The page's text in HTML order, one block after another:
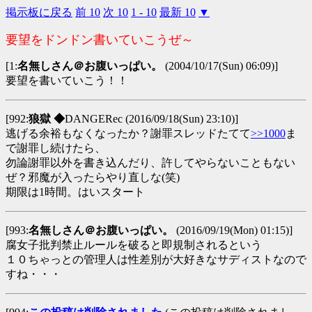
掲示板に戻る 前 10 次 10 1 - 10 最新 10 ▼
要望をドンドン書いていこうぜ～
[1:名無しさん＠お腹いっぱい。 (2004/10/17(Sun) 06:09)]
要望を書いていこう！！
[992:狼獄 ◆DANGERec (2016/09/18(Sun) 23:10)]
逃げる余裕もなくなったか？謝罪スレッドたてて>>1000ま
で謝罪し続けたら、
勿論謝罪以外を書き込んだり、許してやらないこともない
ぜ？邪魔が入ったらやり直しな(笑)
期限は1時間。はいスタート
[993:名無しさん＠お腹いっぱい。 (2016/09/19(Mon) 01:15)]
腐女子批判禁止ルールを破ると即規制されるという
１０ちゃっとの管理人は性差別が大好きなサディストなので
すね・・・